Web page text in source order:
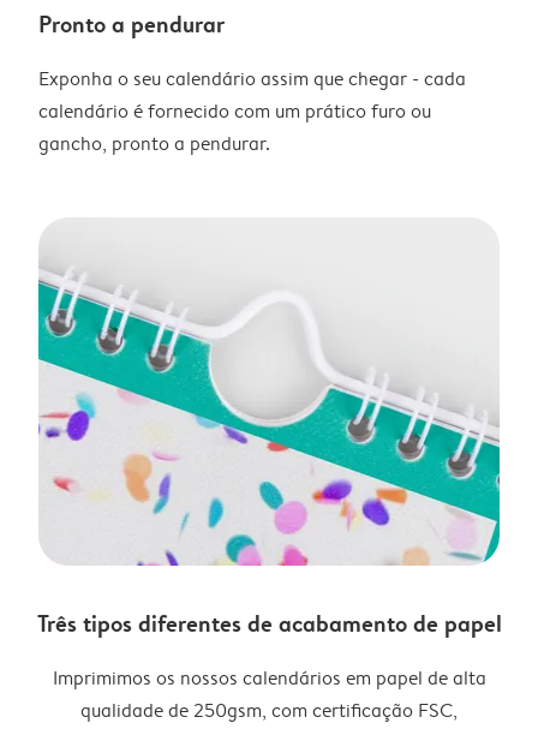
Pronto a pendurar
Exponha o seu calendário assim que chegar - cada
calendário é fornecido com um prático furo ou
gancho, pronto a pendurar.
Três tipos diferentes de acabamento de papel
Imprimimos os nossos calendários em papel de alta
qualidade de 250gsm, com certificação FSC,